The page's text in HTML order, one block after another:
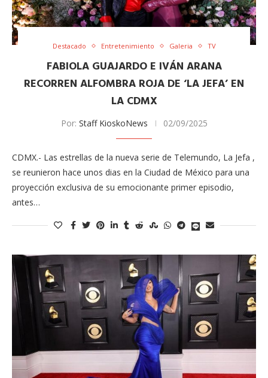
Destacado Entretenimiento Galeria TV
FABIOLA GUAJARDO E IVÁN ARANA
RECORREN ALFOMBRA ROJA DE ‘LA JEFA’ EN
LA CDMX
Por: Staff KioskoNews 02/09/2025
CDMX.- Las estrellas de la nueva serie de Telemundo, La Jefa ,
se reunieron hace unos dias en la Ciudad de México para una
proyección exclusiva de su emocionante primer episodio,
antes…